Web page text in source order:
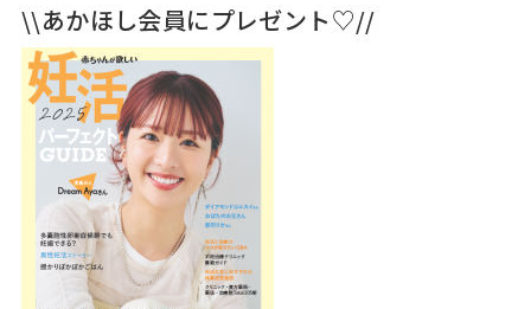
\\あかほし会員にプレゼント♡//